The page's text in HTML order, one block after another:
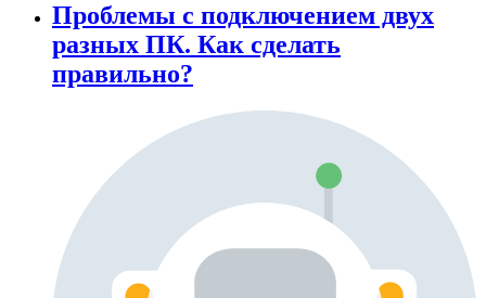
Проблемы с подключением двух
разных ПК. Как сделать
правильно?